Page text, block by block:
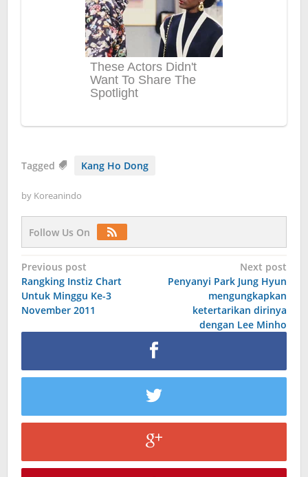
Tagged Kang Ho Dong
by Koreanindo
Follow Us On
Post
navigation
Previous post
Rangking Instiz Chart
Untuk Minggu Ke-3
November 2011
Next post
Penyanyi Park Jung Hyun
mengungkapkan
ketertarikan dirinya
dengan Lee Minho